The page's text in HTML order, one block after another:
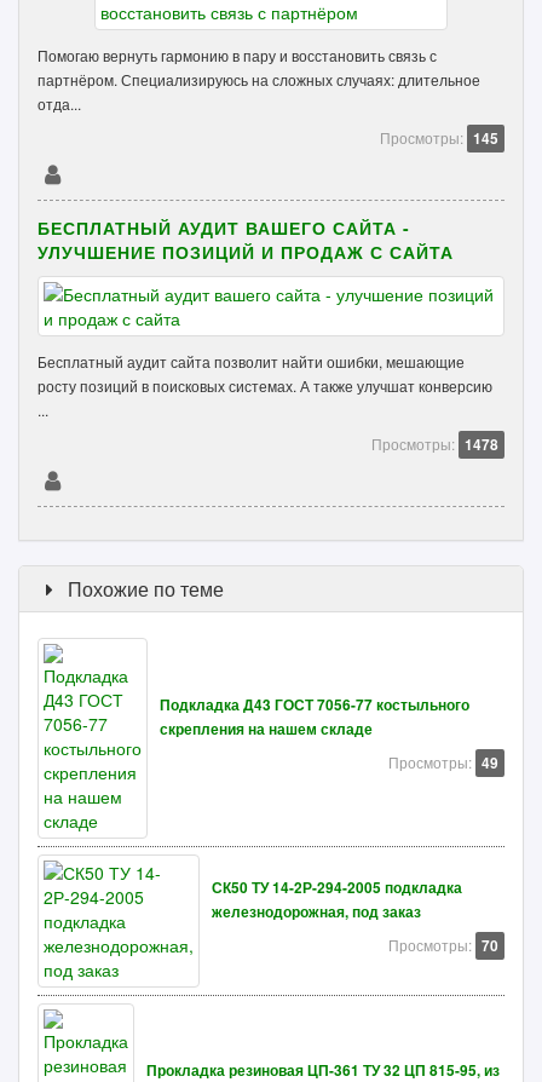
Помогаю вернуть гармонию в пару и восстановить связь с
партнёром. Специализируюсь на сложных случаях: длительное
отда...
Просмотры: 145
БЕСПЛАТНЫЙ АУДИТ ВАШЕГО САЙТА -
УЛУЧШЕНИЕ ПОЗИЦИЙ И ПРОДАЖ С САЙТА
Бесплатный аудит сайта позволит найти ошибки, мешающие
росту позиций в поисковых системах. А также улучшат конверсию
...
Просмотры: 1478
Похожие по теме
Подкладка Д43 ГОСТ 7056-77 костыльного
скрепления на нашем складе
Просмотры: 49
СК50 ТУ 14-2Р-294-2005 подкладка
железнодорожная, под заказ
Просмотры: 70
Прокладка резиновая ЦП-361 ТУ 32 ЦП 815-95, из